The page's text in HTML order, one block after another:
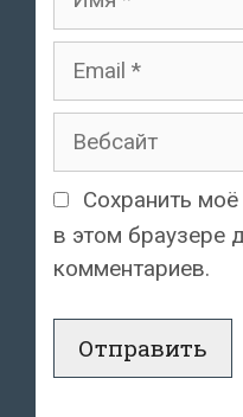
Email
Вебсайт
Сохранить
в этом браузере
комментариев.